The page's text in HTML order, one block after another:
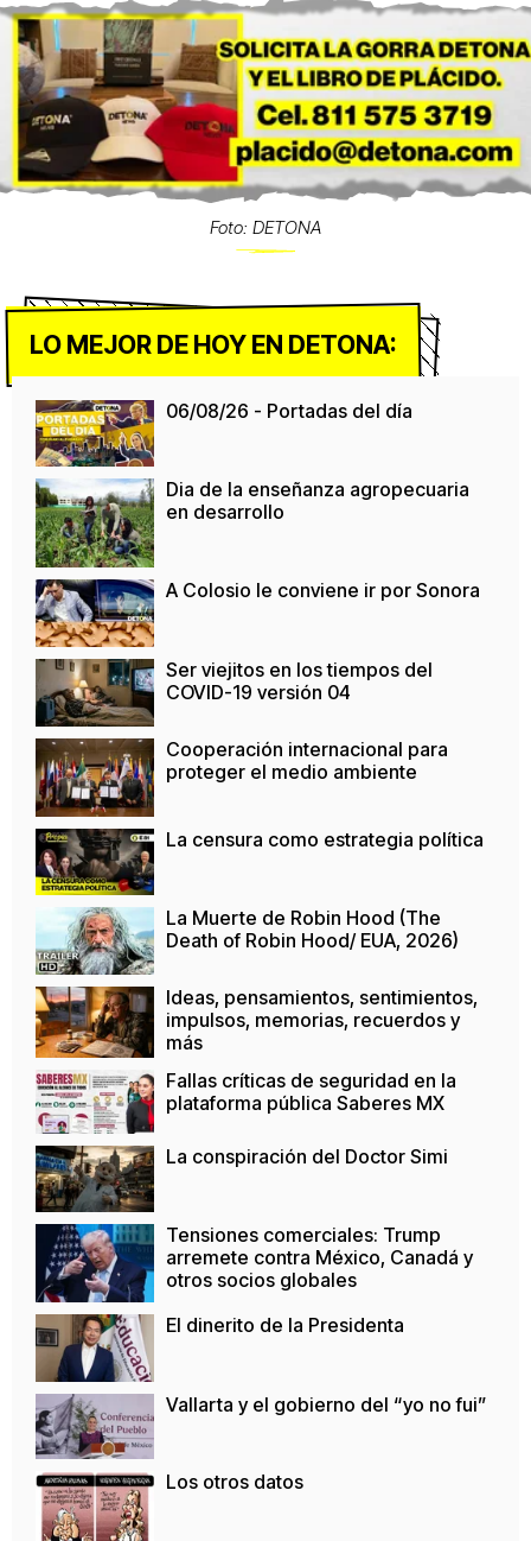
Foto: DETONA
LO MEJOR DE HOY EN DETONA:
06/08/26 - Portadas del día
Dia de la enseñanza agropecuaria
en desarrollo
A Colosio le conviene ir por Sonora
Ser viejitos en los tiempos del
COVID-19 versión 04
Cooperación internacional para
proteger el medio ambiente
La censura como estrategia política
La Muerte de Robin Hood (The
Death of Robin Hood/ EUA, 2026)
Ideas, pensamientos, sentimientos,
impulsos, memorias, recuerdos y
más
Fallas críticas de seguridad en la
plataforma pública Saberes MX
La conspiración del Doctor Simi
Tensiones comerciales: Trump
arremete contra México, Canadá y
otros socios globales
El dinerito de la Presidenta
Vallarta y el gobierno del “yo no fui”
Los otros datos